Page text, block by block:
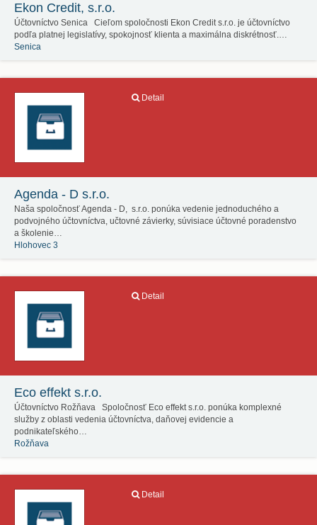
Ekon Credit, s.r.o.
Účtovníctvo Senica Cieľom spoločnosti Ekon Credit s.r.o. je účtovníctvo
podľa platnej legislatívy, spokojnosť klienta a maximálna diskrétnosť.…
Senica
Detail
Agenda - D s.r.o.
Naša spoločnosť Agenda - D, s.r.o. ponúka vedenie jednoduchého a
podvojného účtovníctva, učtovné závierky, súvisiace účtovné poradenstvo
a školenie…
Hlohovec 3
Detail
Eco effekt s.r.o.
Účtovníctvo Rožňava Spoločnosť Eco effekt s.r.o. ponúka komplexné
služby z oblasti vedenia účtovníctva, daňovej evidencie a
podnikateľského…
Rožňava
Detail